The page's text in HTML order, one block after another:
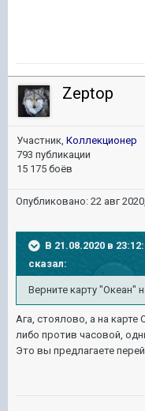
Zeptop
Участник, Коллекционер
793 публикации
15 175 боёв
Опубликовано: 22 авг
В 21.08.2020 в
сказал:
Верните карту "Океан"
Ага, стоялово, а на
либо против часовой,
Это вы предлагаете